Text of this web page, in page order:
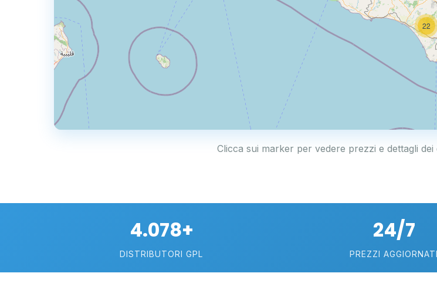
22
Clicca sui marker per vedere prezzi e dettagli dei
4.078+
DISTRIBUTORI GPL
24/7
PREZZI AGGIORNATI